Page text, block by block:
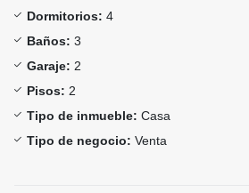
Dormitorios: 4
Baños: 3
Garaje: 2
Pisos: 2
Tipo de inmueble: Casa
Tipo de negocio: Venta